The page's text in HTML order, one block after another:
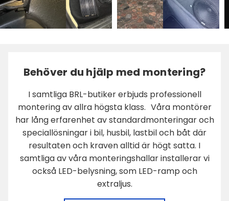
Behöver du hjälp med montering?
I samtliga BRL-butiker erbjuds professionell
montering av allra högsta klass. Våra montörer
har lång erfarenhet av standardmonteringar och
speciallösningar i bil, husbil, lastbil och båt där
resultaten och kraven alltid är högt satta. I
samtliga av våra monteringshallar installerar vi
också LED-belysning, som LED-ramp och
extraljus.